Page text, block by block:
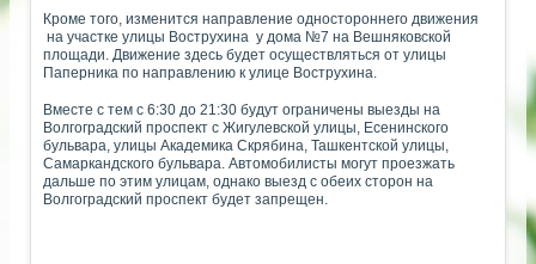
Кроме того, изменится направление одностороннего движения
на участке улицы Вострухина у дома №7 на Вешняковской
площади. Движение здесь будет осуществляться от улицы
Паперника по направлению к улице Вострухина.
Вместе с тем с 6:30 до 21:30 будут ограничены выезды на
Волгоградский проспект с Жигулевской улицы, Есенинского
бульвара, улицы Академика Скрябина, Ташкентской улицы,
Самаркандского бульвара. Автомобилисты могут проезжать
дальше по этим улицам, однако выезд с обеих сторон на
Волгоградский проспект будет запрещен.